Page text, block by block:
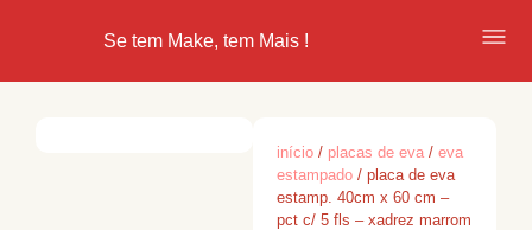
Se tem Make, tem Mais !
início / placas de eva /eva
estampado / placa de eva
estamp. 40cm x 60 cm –
pct c/ 5 fls – xadrez marrom